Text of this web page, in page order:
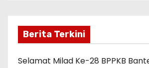
Berita Terkini
Selamat Milad Ke-28 BPPKB